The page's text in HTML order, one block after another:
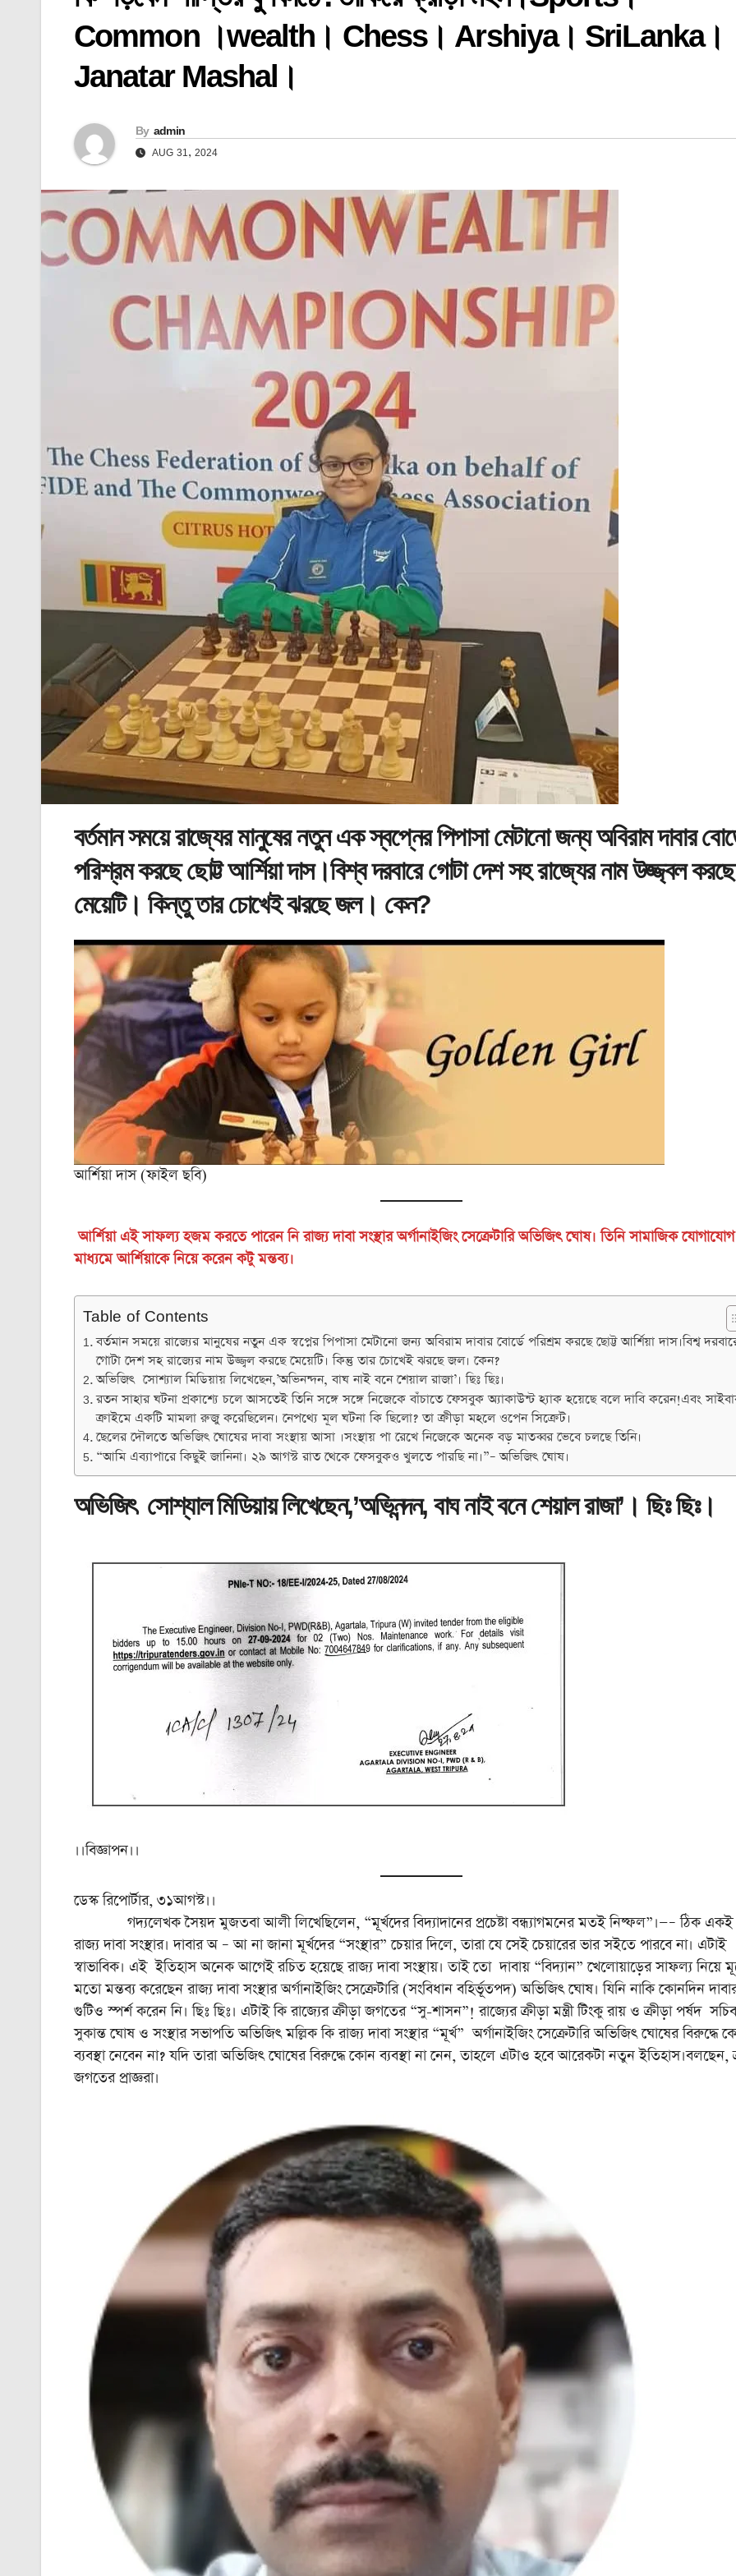
Common ।wealth। Chess। Arshiya। SriLanka।
Janatar Mashal।
By admin
AUG 31, 2024
বর্তমান সময়ে রাজ্যের মানুষের নতুন এক স্বপ্নের পিপাসা মেটানো জন্য অবিরাম দাবার
পরিশ্রম করছে ছোট্ট আর্শিয়া দাস।বিশ্ব দরবারে গোটা দেশ সহ রাজ্যের নাম উজ্জ্বল করছে
মেয়েটি। কিন্তু তার চোখেই ঝরছে জল। কেন?
আর্শিয়া দাস (ফাইল ছবি)
আর্শিয়া এই সাফল্য হজম করতে পারেন নি রাজ্য দাবা সংস্থার অর্গানাইজিং সেক্রেটারি অভিজিৎ ঘোষ। তিনি সামাজিক যোগাযোগ
মাধ্যমে আর্শিয়াকে নিয়ে করেন কটু মন্তব্য।
Table of Contents
বর্তমান সময়ে রাজ্যের মানুষের নতুন এক স্বপ্নের পিপাসা মেটানো জন্য অবিরাম দাবার বোর্ডে পরিশ্রম করছে ছোট্ট আর্শিয়া দাস।বিশ্ব
গোটা দেশ সহ রাজ্যের নাম উজ্জ্বল করছে মেয়েটি। কিন্তু তার চোখেই ঝরছে জল। কেন?
অভিজিৎ সোশ্যাল মিডিয়ায় লিখেছেন,’অভিনন্দন, বাঘ নাই বনে শেয়াল রাজা’। ছিঃ ছিঃ।
রতন সাহার ঘটনা প্রকাশ্যে চলে আসতেই তিনি সঙ্গে সঙ্গে নিজেকে বাঁচাতে ফেসবুক অ্যাকাউন্ট হ্যাক হয়েছে বলে দাবি করেন!এবং
ক্রাইমে একটি মামলা রুজু করেছিলেন। নেপথ্যে মূল ঘটনা কি ছিলো? তা ক্রীড়া মহলে ওপেন সিক্রেট।
ছেলের দৌলতে অভিজিৎ ঘোষের দাবা সংস্থায় আসা ।সংস্থায় পা রেখে নিজেকে অনেক বড় মাতব্বর ভেবে চলছে তিনি।
“আমি এব্যাপারে কিছুই জানিনা। ২৯ আগস্ট রাত থেকে ফেসবুকও খুলতে পারছি না।”– অভিজিৎ ঘোষ।
অভিজিৎ সোশ্যাল মিডিয়ায় লিখেছেন,’অভিনন্দন, বাঘ নাই বনে শেয়াল রাজা’। ছিঃ ছিঃ।
।।বিজ্ঞাপন।।
ডেস্ক রিপোর্টার, ৩১আগস্ট।।
গদ্যলেখক সৈয়দ মুজতবা আলী লিখেছিলেন, “মূর্খদের বিদ্যাদানের প্রচেষ্টা বন্ধ্যাগমনের মতই নিষ্ফল”।—– ঠিক একই
রাজ্য দাবা সংস্থার। দাবার অ – আ না জানা মূর্খদের “সংস্থার” চেয়ার দিলে, তারা যে সেই চেয়ারের ভার সইতে পারবে না। এটাই
স্বাভাবিক। এই ইতিহাস অনেক আগেই রচিত হয়েছে রাজ্য দাবা সংস্থায়। তাই তো দাবায় “বিদ্যান” খেলোয়াড়ের সাফল্য নিয়ে
মতো মন্তব্য করেছেন রাজ্য দাবা সংস্থার অর্গানাইজিং সেক্রেটারি (সংবিধান বহির্ভূতপদ) অভিজিৎ ঘোষ। যিনি নাকি কোনদিন
গুটিও স্পর্শ করেন নি। ছিঃ ছিঃ। এটাই কি রাজ্যের ক্রীড়া জগতের “সু-শাসন”! রাজ্যের ক্রীড়া মন্ত্রী টিংকু রায় ও ক্রীড়া পর্ষদ সচিব
সুকান্ত ঘোষ ও সংস্থার সভাপতি অভিজিৎ মল্লিক কি রাজ্য দাবা সংস্থার “মূর্খ” অর্গানাইজিং সেক্রেটারি অভিজিৎ ঘোষের বিরুদ্ধে
ব্যবস্থা নেবেন না? যদি তারা অভিজিৎ ঘোষের বিরুদ্ধে কোন ব্যবস্থা না নেন, তাহলে এটাও হবে আরেকটা নতুন ইতিহাস।বলছেন,
জগতের প্রাজ্ঞরা।